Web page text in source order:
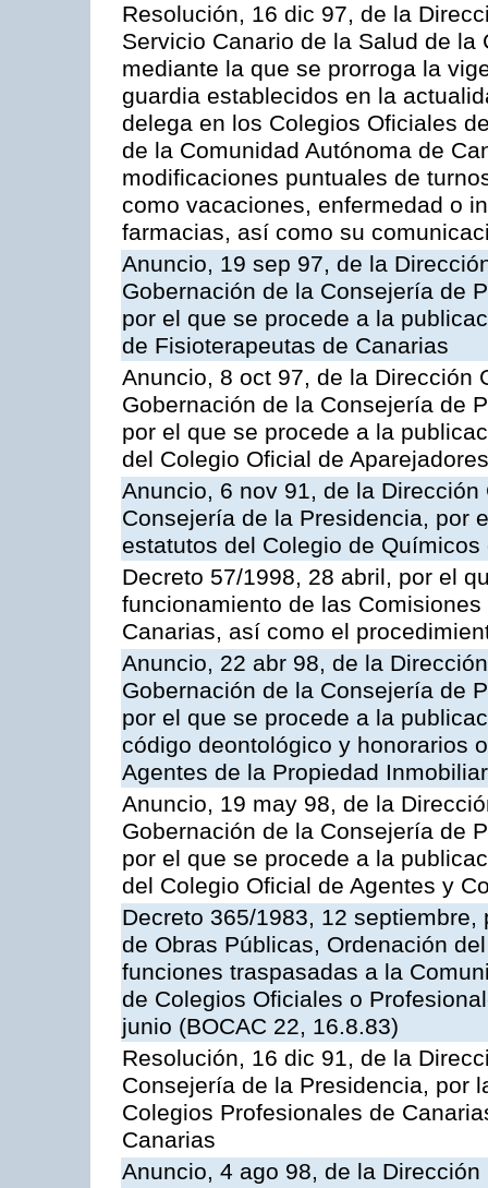
Resolución, 16 dic 97, de la
Servicio Canario de la Salud de
mediante la que se prorroga la
guardia establecidos en la
delega en los Colegios Oficiales
de la Comunidad Autónoma de
modificaciones puntuales de
como vacaciones, enfermedad o
farmacias, así como su
Anuncio, 19 sep 97, de la
Gobernación de la Consejería de
por el que se procede a la
de Fisioterapeutas de Canarias
Anuncio, 8 oct 97, de la Dirección
Gobernación de la Consejería de
por el que se procede a la
del Colegio Oficial de
Anuncio, 6 nov 91, de la
Consejería de la Presidencia, por
estatutos del Colegio de Químicos
Decreto 57/1998, 28 abril, por el
funcionamiento de las
Canarias, así como el
Anuncio, 22 abr 98, de la
Gobernación de la Consejería de
por el que se procede a la
código deontológico y honorarios
Agentes de la Propiedad
Anuncio, 19 may 98, de la
Gobernación de la Consejería de
por el que se procede a la
del Colegio Oficial de Agentes y
Decreto 365/1983, 12
de Obras Públicas, Ordenación
funciones traspasadas a la
de Colegios Oficiales o
junio (BOCAC 22, 16.8.83)
Resolución, 16 dic 91, de la
Consejería de la Presidencia, por
Colegios Profesionales de
Canarias
Anuncio, 4 ago 98, de la